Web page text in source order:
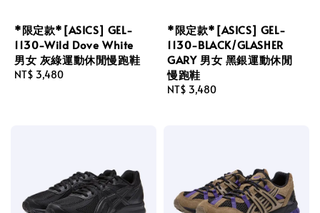
*限定款*[ASICS] GEL-
1130-Wild Dove White
男女 灰綠運動休閒慢跑鞋
Regular
NT$ 3,480
*限定款*[ASICS] GEL-
1130-BLACK/GLASHER
GARY 男女 黑銀運動休閒
慢跑鞋
Regular
NT$ 3,480